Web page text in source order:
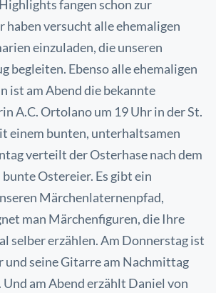
fangen schon zur
haben versucht alle ehemaligen
einzuladen, die unseren
begleiten. Ebenso alle ehemaligen
ist am Abend die bekannte
A.C. Ortolano um 19 Uhr in der St.
einem bunten, unterhaltsamen
verteilt der Osterhase nach dem
Ostereier. Es gibt ein
Märchenlaternenpfad,
man Märchenfiguren, die Ihre
selber erzählen. Am Donnerstag ist
seine Gitarre am Nachmittag
am Abend erzählt Daniel von